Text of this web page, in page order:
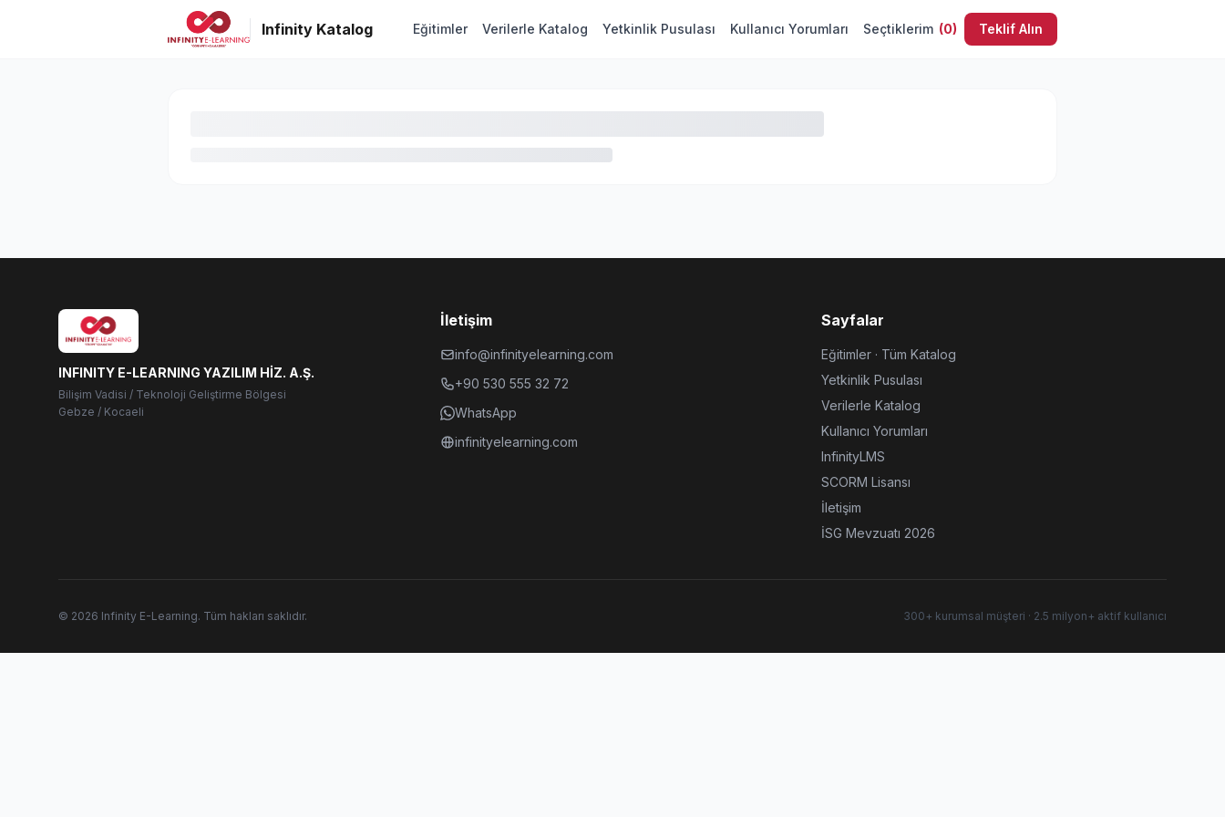
Infinity Katalog Eğitimler Verilerle Katalog Yetkinlik Pusulası Kullanıcı Yorumları Seçtiklerim (0) Teklif Alın
INFINITY E-LEARNING YAZILIM HİZ. A.Ş.
Bilişim Vadisi / Teknoloji Geliştirme Bölgesi
Gebze / Kocaeli
İletişim
info@infinityelearning.com
+90 530 555 32 72
WhatsApp
infinityelearning.com
Sayfalar
Eğitimler · Tüm Katalog
Yetkinlik Pusulası
Verilerle Katalog
Kullanıcı Yorumları
InfinityLMS
SCORM Lisansı
İletişim
İSG Mevzuatı 2026
© 2026 Infinity E-Learning. Tüm hakları saklıdır. 300+ kurumsal müşteri · 2.5 milyon+ aktif kullanıcı